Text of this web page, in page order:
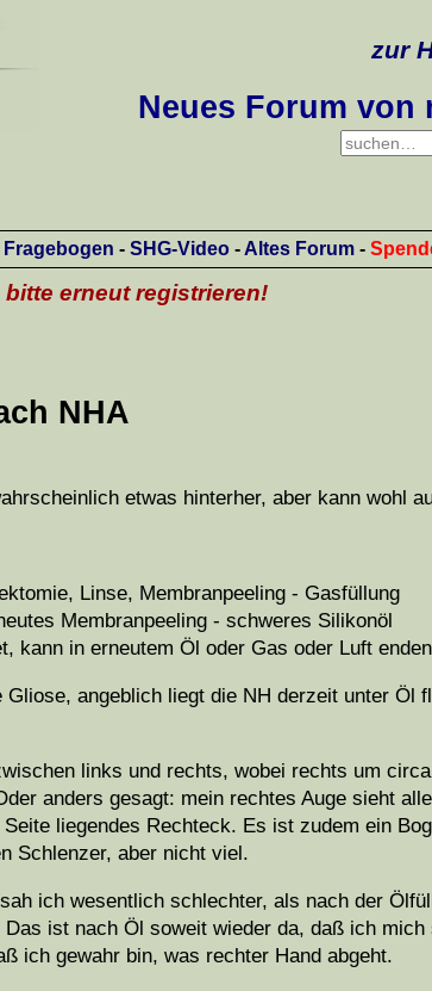
zur
Neues Forum von
Fragebogen - SHG-Video -Altes Forum -
erneut registrieren!
NHA
etwas hinterher, aber kann wohl
Linse, Membranpeeling - Gasfüllung
Membranpeeling - schweres Silikonöl
kann in erneutem Öl oder Gas oder Luft enden
angeblich liegt die NH derzeit unter Öl
links und rechts, wobei rechts um
anders gesagt: mein rechtes Auge sieht
liegendes Rechteck. Es ist zudem ein
Schlenzer, aber nicht viel.
ich wesentlich schlechter, als nach der
ist nach Öl soweit wieder da, daß ich
ich gewahr bin, was rechter Hand abgeht.